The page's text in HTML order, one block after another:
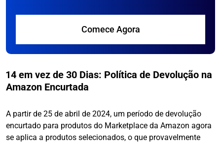
Comece Agora
14 em vez de 30 Dias: Política de Devolução na
Amazon Encurtada
A partir de 25 de abril de 2024, um período de devolução
encurtado para produtos do Marketplace da Amazon agora
se aplica a produtos selecionados, o que provavelmente